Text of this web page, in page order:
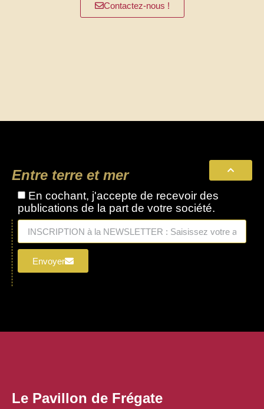
Contactez-nous !
Entre terre et mer
En cochant, j'accepte de recevoir des
publications de la part de votre société.
Envoyer
Le Pavillon de Frégate